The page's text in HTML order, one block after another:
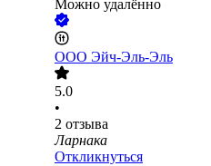
Можно удалённо
ООО Эйч-Эль-Эль
5.0
•
2 отзыва
Ларнака
Откликнуться